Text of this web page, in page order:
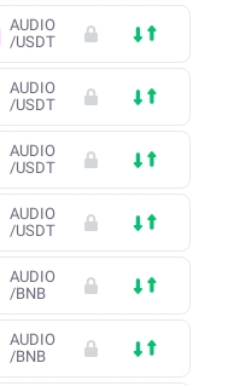
AUDIO
/USDT
AUDIO
/USDT
AUDIO
/USDT
AUDIO
/USDT
AUDIO
/BNB
AUDIO
/BNB